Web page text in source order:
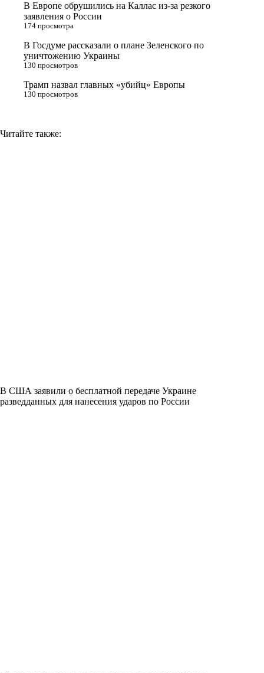
n
i
k
i
В Европе обрушились на Каллас из-за резкого
заявления о России
174 просмотра
В Госдуме рассказали о плане Зеленского по
уничтожению Украины
130 просмотров
Трамп назвал главных «убийц» Европы
130 просмотров
Читайте также:
В США заявили о бесплатной передаче Украине
разведданных для нанесения ударов по России